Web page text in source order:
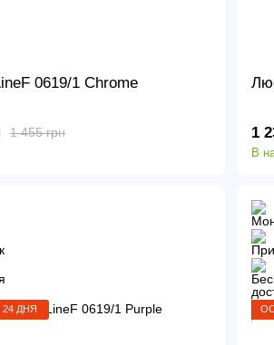
0619/1 Chrome
1 455 грн 1
В
ДНЯ